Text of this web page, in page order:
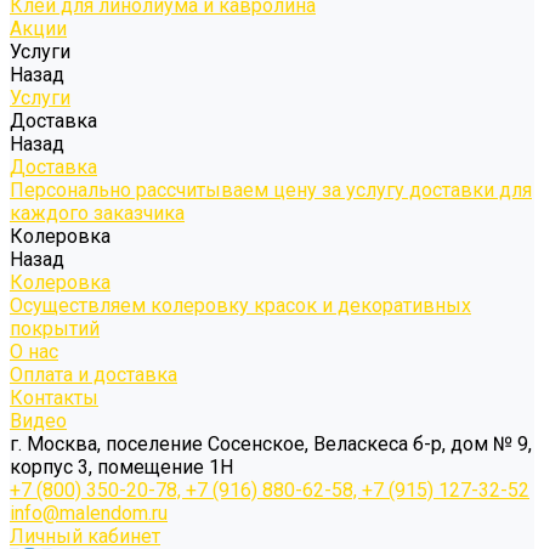
Клей для линолиума и кавролина
Акции
Услуги
Назад
Услуги
Доставка
Назад
Доставка
Персонально рассчитываем цену за услугу доставки для
каждого заказчика
Колеровка
Назад
Колеровка
Осуществляем колеровку красок и декоративных
покрытий
О нас
Оплата и доставка
Контакты
Видео
г. Москва, поселение Сосенское, Веласкеса б-р, дом № 9,
корпус 3, помещение 1Н
+7 (800) 350-20-78, +7 (916) 880-62-58, +7 (915) 127-32-52
info@malendom.ru
Личный кабинет